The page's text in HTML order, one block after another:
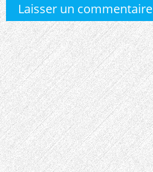
Laisser un commentaire